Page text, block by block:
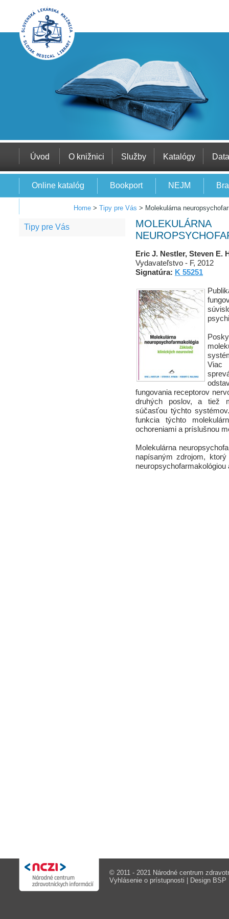
Úvod O knižnici Služby Katalógy
Online katalóg Bookport NEJM
Home > Tipy pre Vás > Molekulárna
Tipy pre Vás
MOLEKULÁRNA
Eric J. Nestler, Steven E.
Vydavateľstvo - F, 2012
Signatúra: K 55251
Viac
fungovania receptorov
druhých poslov, a tiež
súčasťou týchto
funkcia týchto
ochoreniami a príslušnou
Molekulárna
napísaným zdrojom,
© 2011 - 2021 Národné centrum
Vyhlásenie o prístupnosti | Design BSP